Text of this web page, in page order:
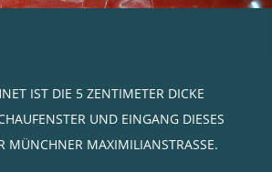
IST DIE 5 ZENTIMETER DICKE
UND EINGANG DIESES
MÜNCHNER MAXIMILIANSTRASSE.